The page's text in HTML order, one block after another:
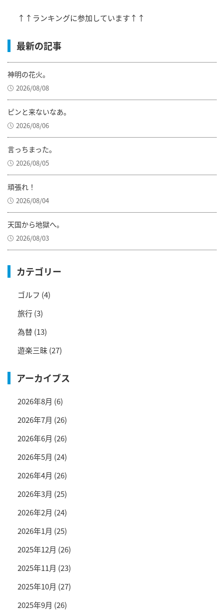
↑↑ランキングに参加しています↑↑
最新の記事
神明の花火。
2026/08/08
ピンと来ないなあ。
2026/08/06
言っちまった。
2026/08/05
頑張れ！
2026/08/04
天国から地獄へ。
2026/08/03
カテゴリー
ゴルフ (4)
旅行(3)
為替(13)
遊楽三昧(27)
アーカイブス
2026年8月 (6)
2026年7月 (26)
2026年6月 (26)
2026年5月 (24)
2026年4月 (26)
2026年3月 (25)
2026年2月 (24)
2026年1月 (25)
2025年12月 (26)
2025年11月 (23)
2025年10月 (27)
2025年9月 (26)